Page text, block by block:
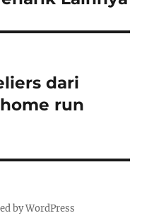
dari
run
by WordPress